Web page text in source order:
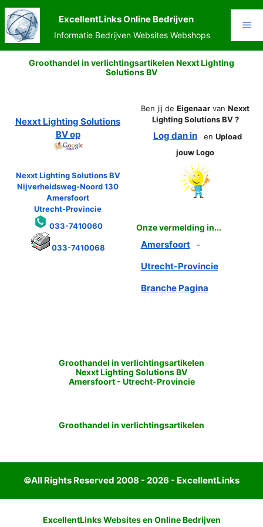
Ga
naar
de
inhoud
ExcellentLinks Online Bedrijven
Informatie Bedrijven Websites Webshops
Groothandel in verlichtingsartikelen Nexxt Lighting
Solutions BV
Nexxt Lighting Solutions
BV op
Nexxt Lighting Solutions BV
Nijverheidsweg-Noord 130
Amersfoort
Utrecht-Provincie
033-7410060
033-7410068
Ben jij de Eigenaar van Nexxt
Lighting Solutions BV ?
Log dan in en Upload
jouw Logo
Onze vermelding in...
Amersfoort -
Utrecht-Provincie
Branche Pagina
Groothandel in verlichtingsartikelen
Nexxt Lighting Solutions BV
Amersfoort- Utrecht-Provincie
Groothandel in verlichtingsartikelen
©All Rights Reserved 2008 - 2026 - ExcellentLinks
ExcellentLinks Websites en Online Bedrijven